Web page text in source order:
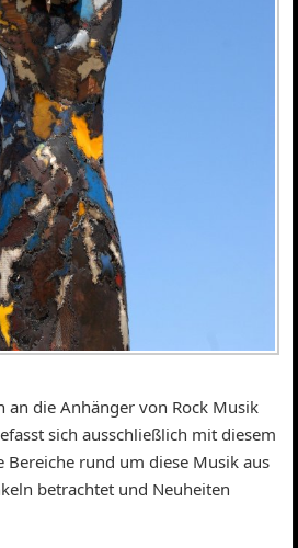
an die Anhänger von Rock Musik
sich ausschließlich mit diesem
Bereiche rund um diese Musik aus
betrachtet und Neuheiten